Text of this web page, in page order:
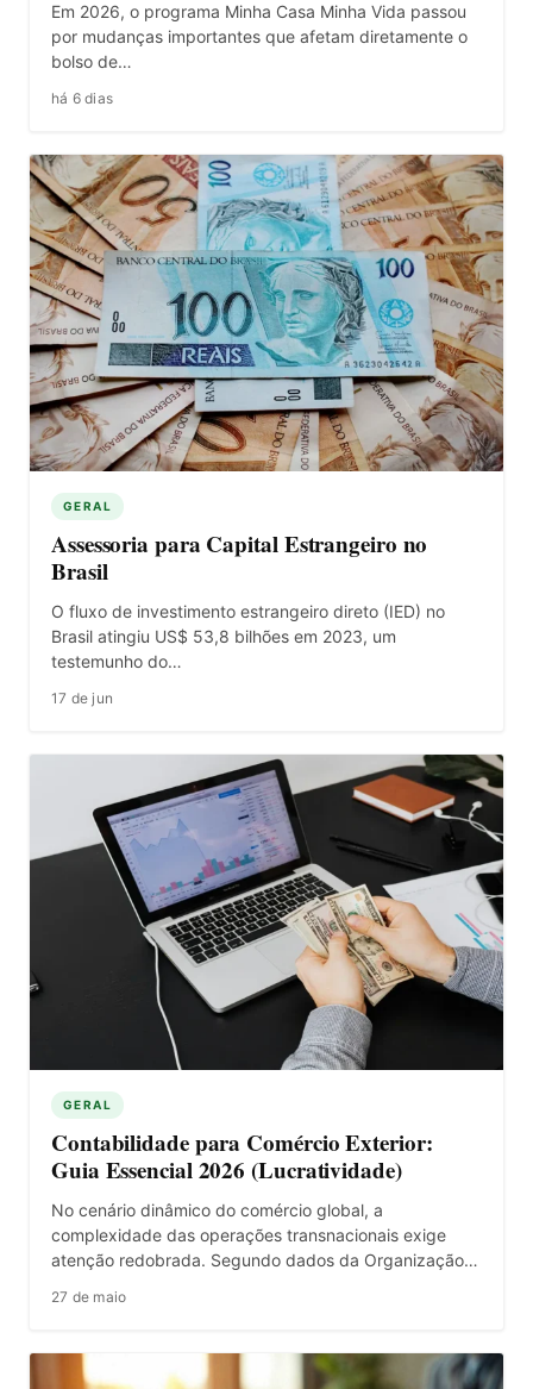
Em 2026, o programa Minha Casa Minha Vida passou
por mudanças importantes que afetam diretamente o
bolso de…
há 6 dias
GERAL
Assessoria para Capital Estrangeiro no
Brasil
O fluxo de investimento estrangeiro direto (IED) no
Brasil atingiu US$ 53,8 bilhões em 2023, um
testemunho do…
17 de jun
GERAL
Contabilidade para Comércio Exterior:
Guia Essencial 2026 (Lucratividade)
No cenário dinâmico do comércio global, a
complexidade das operações transnacionais exige
atenção redobrada. Segundo dados da Organização…
27 de maio